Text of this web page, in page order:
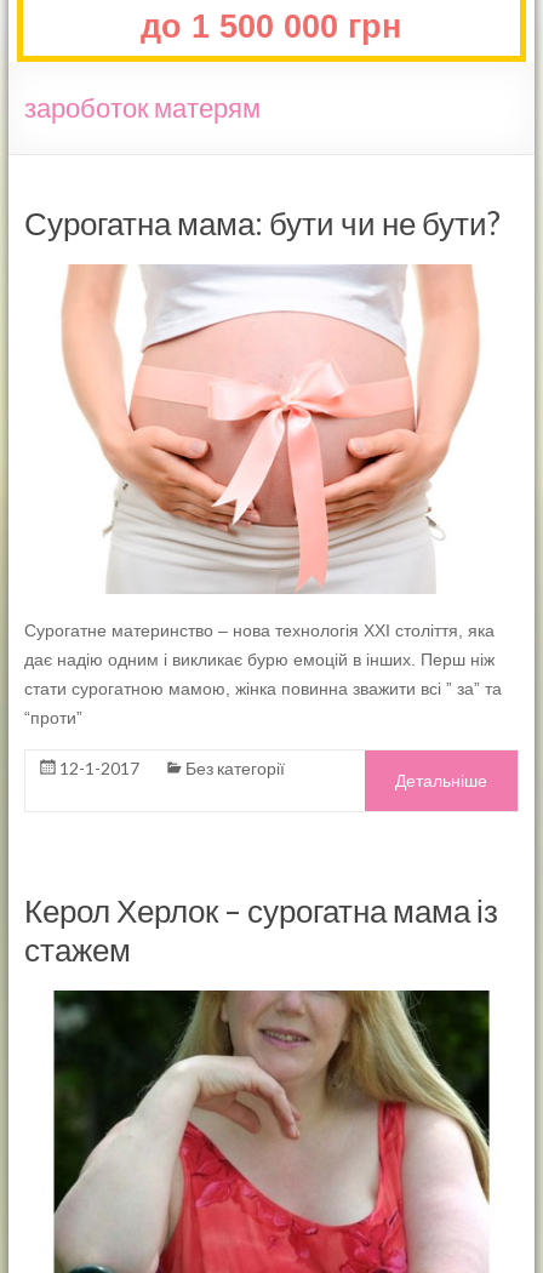
до 1 500 000 грн
зароботок матерям
Сурогатна мама: бути чи не бути?
Сурогатне материнство – нова технологія ХХІ століття, яка
дає надію одним і викликає бурю емоцій в інших. Перш ніж
стати сурогатною мамою, жінка повинна зважити всі ” за” та
“проти”
12-1-2017 Без категорії
Детальніше
Керол Херлок – сурогатна мама із
стажем